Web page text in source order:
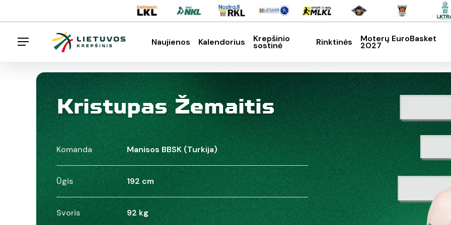
to
Spauskite enter klavišą norėdami ieškoti arba ESC, kad nutrauktumėte
Menu
Naujienos Kalendorius Krepšinio
sostinė Rinktinės Moterų EuroBasket
2027
Kristupas Žemaitis
Komanda Manisos BBSK (Turkija)
Ūgis 192 cm
Svoris 92 kg